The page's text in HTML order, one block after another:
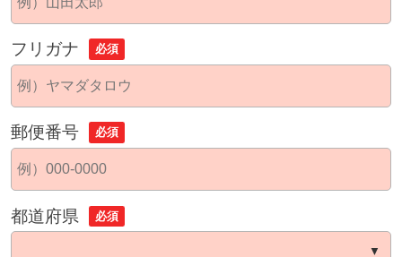
フリガナ 必須
郵便番号 必須
都道府県 必須